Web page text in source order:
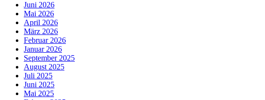
Juni 2026
Mai 2026
April 2026
März 2026
Februar 2026
Januar 2026
September 2025
August 2025
Juli 2025
Juni 2025
Mai 2025